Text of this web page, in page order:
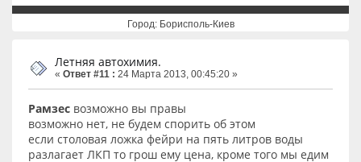
Город: Борисполь-Киев
Летняя автохимия.
« Ответ #11 : 24 Марта 2013, 00:45:20 »
Рамзес возможно вы правы
возможно нет, не будем спорить об этом
если столовая ложка фейри на пять литров воды
разлагает ЛКП то грош ему цена, кроме того мы едим